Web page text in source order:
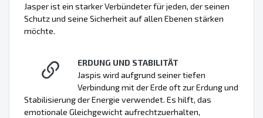
Jasper ist ein starker Verbündeter für jeden, der seinen
Schutz und seine Sicherheit auf allen Ebenen stärken
möchte.
ERDUNG UND STABILITÄT
Jaspis wird aufgrund seiner tiefen
Verbindung mit der Erde oft zur Erdung und
Stabilisierung der Energie verwendet. Es hilft, das
emotionale Gleichgewicht aufrechtzuerhalten,